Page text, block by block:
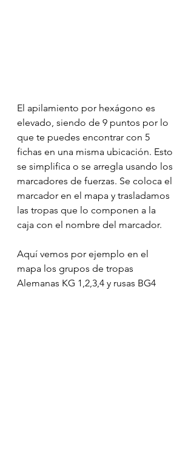
El apilamiento por hexágono es
elevado, siendo de 9 puntos por lo
que te puedes encontrar con 5
fichas en una misma ubicación. Esto
se simplifica o se arregla usando los
marcadores de fuerzas. Se coloca el
marcador en el mapa y trasladamos
las tropas que lo componen a la
caja con el nombre del marcador.
Aquí vemos por ejemplo en el
mapa los grupos de tropas
Alemanas KG 1,2,3,4 y rusas BG4